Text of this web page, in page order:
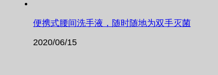
便携式腰间洗手液，随时随地为双手灭菌
2020/06/15